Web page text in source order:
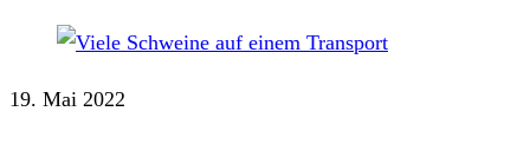
19. Mai 2022